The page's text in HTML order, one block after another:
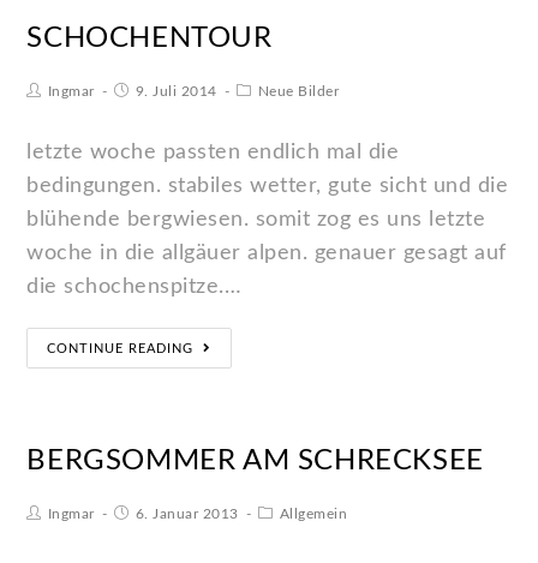
SCHOCHENTOUR
Ingmar 9. Juli 2014 Neue Bilder
letzte woche passten endlich mal die
bedingungen. stabiles wetter, gute sicht und die
blühende bergwiesen. somit zog es uns letzte
woche in die allgäuer alpen. genauer gesagt auf
die schochenspitze.…
CONTINUE READING
BERGSOMMER AM SCHRECKSEE
Ingmar 6. Januar 2013 Allgemein